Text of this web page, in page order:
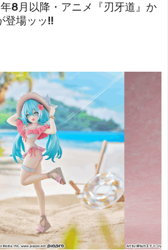
8月以降・アニメ『刃牙道』か
登場ッッ!!